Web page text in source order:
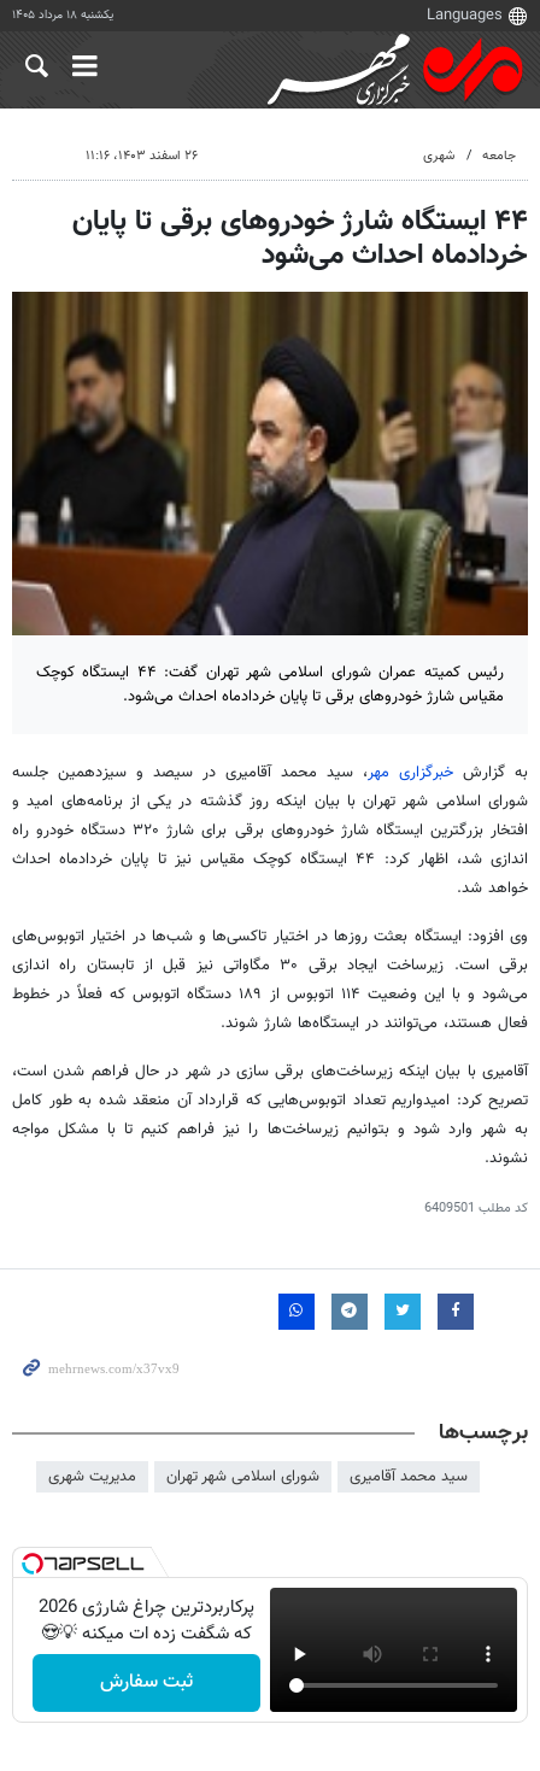
یکشنبه ۱۸ مرداد ۱۴۰۵
جامعه شهری ۲۶ اسفند ۱۴۰۳، ۱۱:۱۶
۴۴ ایستگاه شارژ خودروهای برقی تا پایان
خردادماه احداث می‌شود
رئیس کمیته عمران شورای اسلامی شهر تهران گفت: ۴۴ ایستگاه کوچک
مقیاس شارژ خودروهای برقی تا پایان خردادماه احداث می‌شود.
به گزارش خبرگزاری مهر، سید محمد آقامیری در سیصد و سیزدهمین جلسه
شورای اسلامی شهر تهران با بیان اینکه روز گذشته در یکی از برنامه‌های امید و
افتخار بزرگترین ایستگاه شارژ خودروهای برقی برای شارژ ۳۲۰ دستگاه خودرو راه
اندازی شد، اظهار کرد: ۴۴ ایستگاه کوچک مقیاس نیز تا پایان خردادماه احداث
خواهد شد.
وی افزود: ایستگاه بعثت روزها در اختیار تاکسی‌ها و شب‌ها در اختیار اتوبوس‌های
برقی است. زیرساخت ایجاد برقی ۳۰ مگاواتی نیز قبل از تابستان راه اندازی
می‌شود و با این وضعیت ۱۱۴ اتوبوس از ۱۸۹ دستگاه اتوبوس که فعلاً در خطوط
فعال هستند، می‌توانند در ایستگاه‌ها شارژ شوند.
آقامیری با بیان اینکه زیرساخت‌های برقی سازی در شهر در حال فراهم شدن است،
تصریح کرد: امیدواریم تعداد اتوبوس‌هایی که قرارداد آن منعقد شده به طور کامل
به شهر وارد شود و بتوانیم زیرساخت‌ها را نیز فراهم کنیم تا با مشکل مواجه
نشوند.
کد مطلب 6409501
برچسب‌ها
سید محمد آقامیری شورای اسلامی شهر تهران مدیریت شهری
پرکاربردترین چراغ شارژی 2026
که شگفت زده ات میکنه 💡😍
ثبت سفارش